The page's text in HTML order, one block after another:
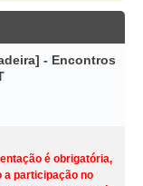
- Encontros
é obrigatória,
a participação no